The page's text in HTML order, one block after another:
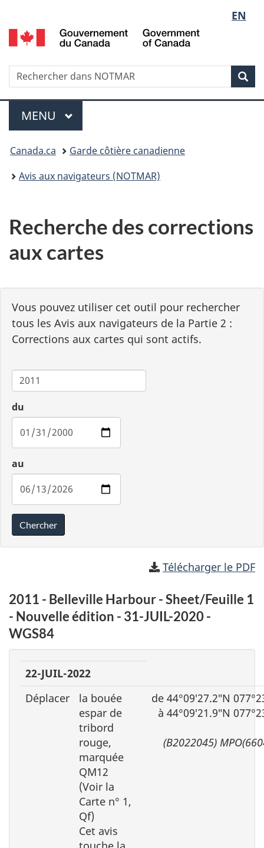
au
contenu
la
HTML
la
langue
EN
of
Recherche
Rechercher
dans
NOTMAR
Menu
MENU PRINCIPAL
Vous
êtes
Canada.ca
Garde côtière canadienne
Avis aux navigateurs (NOTMAR)
Recherche des corrections
aux cartes
Vous pouvez utiliser cet outil pour rechercher
tous les Avis aux navigateurs de la Partie 2 :
Corrections aux cartes qui sont actifs.
Carte
du
au
Chercher
Télécharger le PDF
2011 - Belleville Harbour - Sheet/Feuille 1
- Nouvelle édition - 31-JUIL-2020 -
WGS84
22-JUIL-2022
Déplacer
la bouée
espar de
tribord
rouge,
marquée
QM12
(Voir la
Carte n° 1,
Qf)
Cet avis
de 44°09′27.2″N
à 44°09′21.9″N
(B2022045)